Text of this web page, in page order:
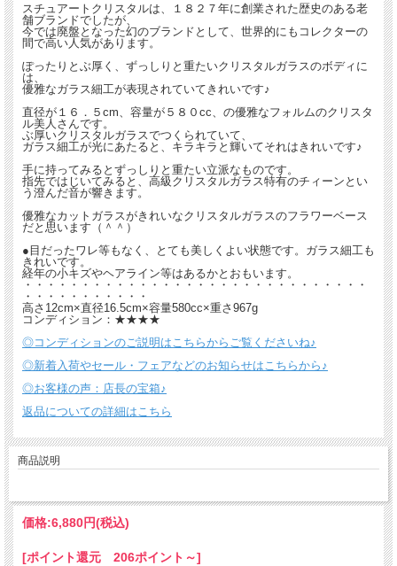
スチュアートクリスタルは、１８２７年に創業された歴史のある老
舗ブランドでしたが、
今では廃盤となった幻のブランドとして、世界的にもコレクターの
間で高い人気があります。
ぽったりとぶ厚く、ずっしりと重たいクリスタルガラスのボディに
は、
優雅なガラス細工が表現されていてきれいです♪
直径が１６．５cm、容量が５８０cc、の優雅なフォルムのクリスタ
ル美人さんです。
ぶ厚いクリスタルガラスでつくられていて、
ガラス細工が光にあたると、キラキラと輝いてそれはきれいです♪
手に持ってみるとずっしりと重たい立派なものです。
指先ではじいてみると、高級クリスタルガラス特有のチィーンとい
う澄んだ音が響きます。
優雅なカットガラスがきれいなクリスタルガラスのフラワーベース
だと思います（＾＾）
●目だったワレ等もなく、とても美しくよい状態です。ガラス細工も
きれいです。
経年の小キズやヘアライン等はあるかとおもいます。
・・・・・・・・・・・・・・・・・・・・・・・・・・・・・・
・・・・・・・・・・・
高さ12cm×直径16.5cm×容量580cc×重さ967g
コンディション：★★★★
◎コンディションのご説明はこちらからご覧くださいね♪
◎新着入荷やセール・フェアなどのお知らせはこちらから♪
◎お客様の声：店長の宝箱♪
返品についての詳細はこちら
商品説明
価格:6,880円(税込)
[ポイント還元 206ポイント～]